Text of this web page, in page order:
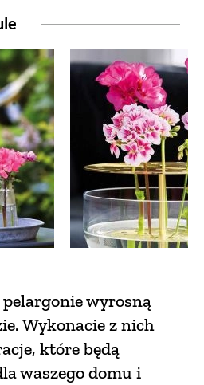
wyrosną
Wykonacie z nich
które będą
waszego domu i